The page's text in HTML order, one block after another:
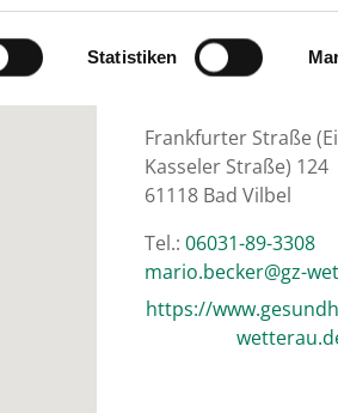
Statistiken
Frankfurter Straße
Kasseler Straße) 124
61118 Bad Vilbel
Tel.: 06031-89-3308
ed.uarettew-
https://